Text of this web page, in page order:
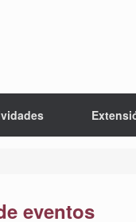
eventos